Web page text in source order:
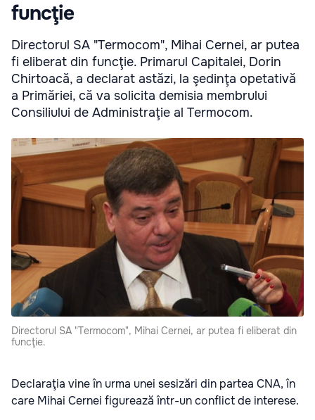
funcţie
Directorul SA "Termocom", Mihai Cernei, ar putea
fi eliberat din funcţie. Primarul Capitalei, Dorin
Chirtoacă, a declarat astăzi, la şedinţa opetativă
a Primăriei, că va solicita demisia membrului
Consiliului de Administraţie al Termocom.
Directorul SA "Termocom", Mihai Cernei, ar putea fi eliberat din
funcţie.
Declaraţia vine în urma unei sesizări din partea CNA, în
care Mihai Cernei figurează într-un conflict de interese.